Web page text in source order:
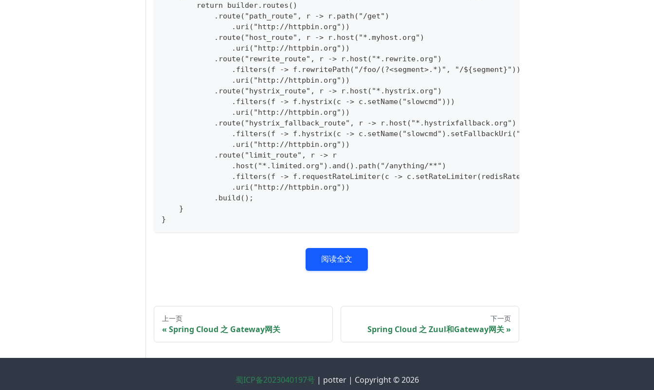
        return builder.routes()
            .route("path_route", r -> r.path("/get")
                .uri("http://httpbin.org"))
            .route("host_route", r -> r.host("*.myhost.org")
                .uri("http://httpbin.org"))
            .route("rewrite_route", r -> r.host("*.rewrite.org")
                .filters(f -> f.rewritePath("/foo/(?<segment>.*)", "/${segment}"))
                .uri("http://httpbin.org"))
            .route("hystrix_route", r -> r.host("*.hystrix.org")
                .filters(f -> f.hystrix(c -> c.setName("slowcmd")))
                .uri("http://httpbin.org"))
            .route("hystrix_fallback_route", r -> r.host("*.hystrixfallback.org")
                .filters(f -> f.hystrix(c -> c.setName("slowcmd").setFallbackUri("forward:/hystrixfallback")))
                .uri("http://httpbin.org"))
            .route("limit_route", r -> r
                .host("*.limited.org").and().path("/anything/**")
                .filters(f -> f.requestRateLimiter(c -> c.setRateLimiter(redisRateLimiter())))
                .uri("http://httpbin.org"))
            .build();
    }
}
阅读全文
上一页
Spring Cloud 之 Gateway网关
下一页
Spring Cloud 之 Zuul和Gateway网关
蜀ICP备2023040197号 | potter | Copyright © 2026